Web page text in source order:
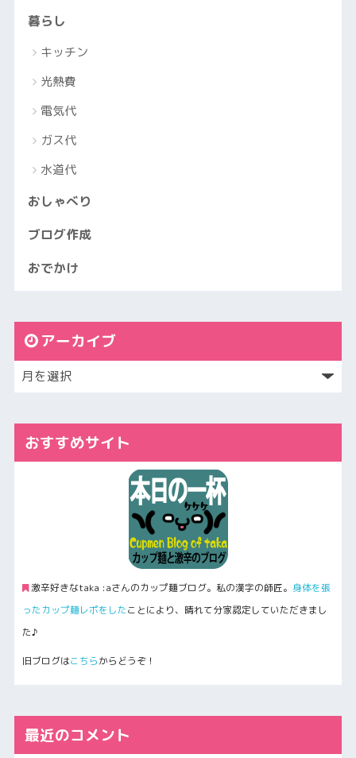
暮らし
キッチン
光熱費
電気代
ガス代
水道代
おしゃべり
ブログ作成
おでかけ
アーカイブ
おすすめサイト
激辛好きなtaka :aさんのカップ麺ブログ。私の漢字の師匠。 身体を張
ったカップ麺レポをしたことにより、晴れて分家認定していただきまし
た♪
旧ブログはこちらからどうぞ！
最近のコメント